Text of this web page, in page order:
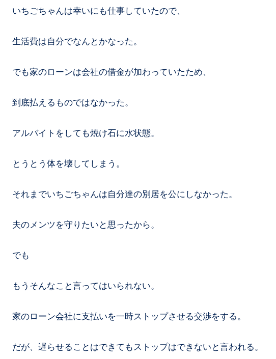
いちごちゃんは幸いにも仕事していたので、
生活費は自分でなんとかなった。
でも家のローンは会社の借金が加わっていたため、
到底払えるものではなかった。
アルバイトをしても焼け石に水状態。
とうとう体を壊してしまう。
それまでいちごちゃんは自分達の別居を公にしなかった。
夫のメンツを守りたいと思ったから。
でも
もうそんなこと言ってはいられない。
家のローン会社に支払いを一時ストップさせる交渉をする。
だが、遅らせることはできてもストップはできないと言われる。